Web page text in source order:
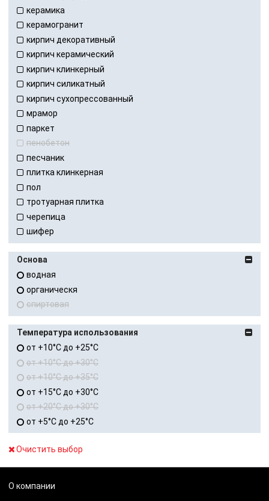
керамика
керамогранит
кирпич декоративный
кирпич керамический
кирпич клинкерный
кирпич силикатный
кирпич сухопрессованный
мрамор
паркет
пенобетон
песчаник
плитка клинкерная
пол
тротуарная плитка
черепица
шифер
Основа
водная
органическя
спиртовая
Температура использования
от +10°C до +25°C
от +10°C до +30°C
от +10°C до +35°C
от +15°C до +30°C
от +20°C до +30°C
от +5°C до +25°C
Очистить выбор
О компании